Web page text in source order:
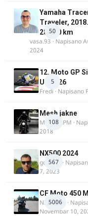
50
Yamaha
Traveler,
28.100 km
vasa.93 · Napisano
2024
5
12. Moto GP
UK 2026
Fredi · Napisano
108
Mesh jakne
MostarRPM ·
2018
567
NX500 2024
godovic ·
7, 2023
5006
CF Moto 450
NIKOLA 1
·
Novembar 10,